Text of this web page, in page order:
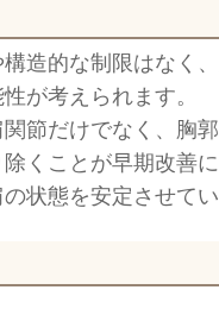
造的な制限はなく
が考えられます。
節だけでなく、胸
くことが早期改善に
状態を安定させてい